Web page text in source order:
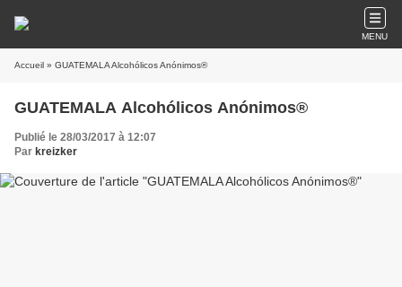
MENU
Accueil » GUATEMALA Alcohólicos Anónimos®
GUATEMALA Alcohólicos Anónimos®
Publié le 28/03/2017 à 12:07
Par kreizker